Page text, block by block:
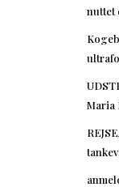
nuttet
Maria